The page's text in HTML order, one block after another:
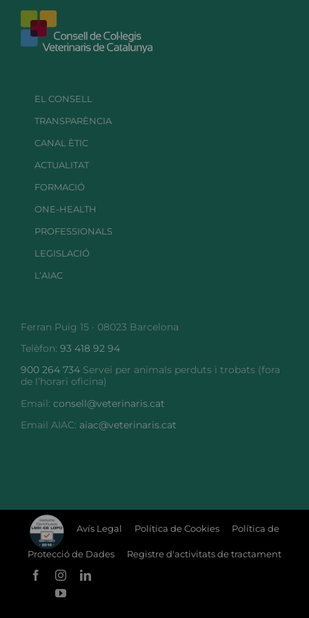
EL CONSELL
TRANSPARÈNCIA
CANAL ÈTIC
ACTUALITAT
FORMACIÓ
ONE-HEALTH
PROFESSIONALS
LEGISLACIÓ
L’AIAC
Ferran Puig 15 · 08023 Barcelona
Telèfon: 93 418 92 94
900 264 734 Servei per animals perduts i trobats (fora
de l’horari oficina)
Email: consell@veterinaris.cat
Email AIAC: aiac@veterinaris.cat
Avís Legal Política de Cookies Política de
Protecció de Dades
Registre d'activitats de tractament
FacebookInstagramLinkedIn
YouTube